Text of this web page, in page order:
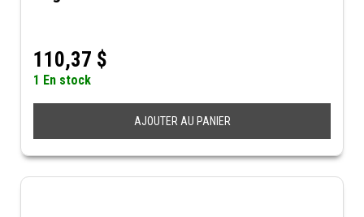
110,37 $
1 En stock
AJOUTER AU PANIER